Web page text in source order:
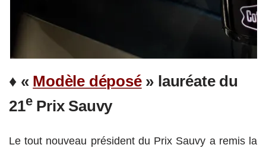
♦ « Modèle déposé» lauréate du
21ePrix Sauvy
Le tout nouveau président du Prix Sauvy a remis la